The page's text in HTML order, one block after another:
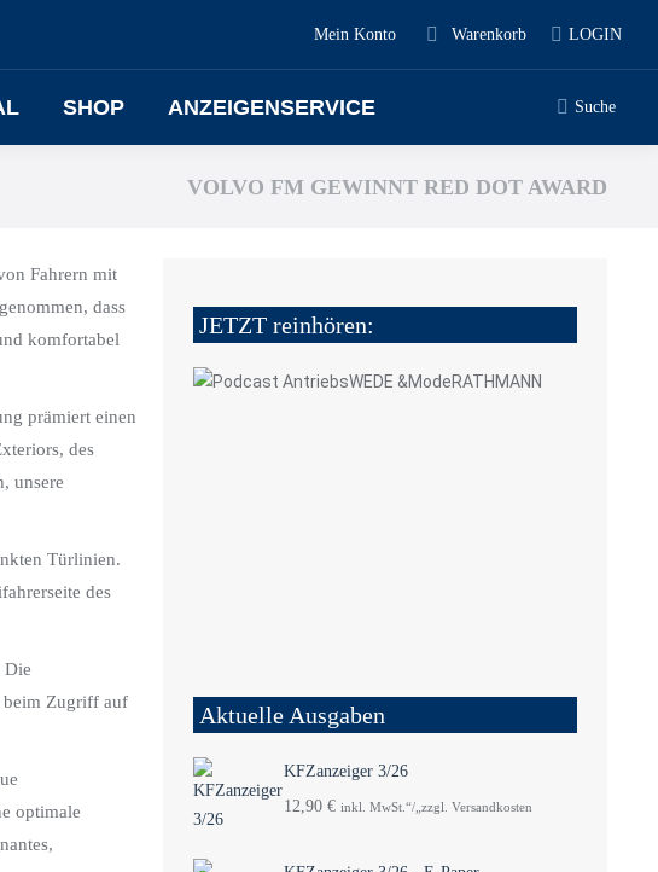
Mein Konto Warenkorb LOGIN
SHOP ANZEIGENSERVICE Suche
VOLVO FM GEWINNT RED DOT AWARD
Fahrern mit
dass
komfortabel
prämiert einen
des
unsere
Türlinien.
des
Die
beim Zugriff auf
optimale
JETZT reinhören:
Aktuelle Ausgaben
KFZanzeiger 3/26
12,90 € inkl. MwSt.“/„zzgl. Versandkosten